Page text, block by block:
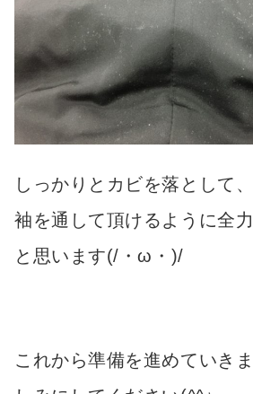
しっかりとカビを落として
袖を通して頂けるように全
と思います(/・ω・)/
これから準備を進めていき